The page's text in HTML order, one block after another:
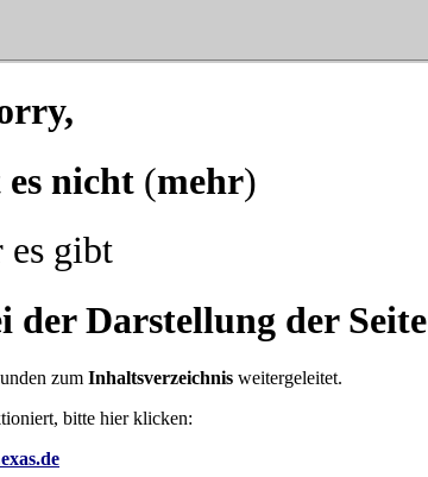
nicht (mehr)
es gibt
der Darstellung der Seite
zum Inhaltsverzeichnis weitergeleitet.
bitte hier klicken: